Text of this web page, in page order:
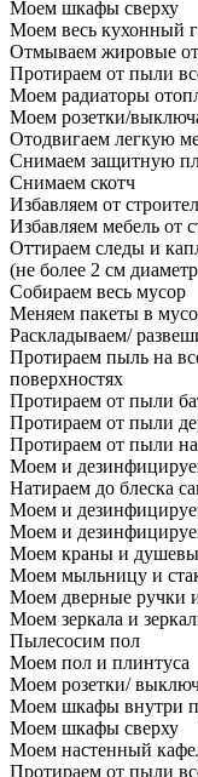
Моем шкафы сверху
Моем весь кухонный
Отмываем жировые
Протираем от пыли
Моем радиаторы
Моем розетки/
Отодвигаем легкую
Снимаем защитную
Снимаем скотч
Избавляем от
Избавляем мебель от
Оттираем следы и
(не более 2 см
Собираем весь мусор
Меняем пакеты в
Раскладываем/
Протираем пыль на
поверхностях
Протираем от пыли
Протираем от пыли
Протираем от пыли
Моем и
Натираем до блеска
Моем и
Моем и
Моем краны и
Моем мыльницу и
Моем дверные ручки
Моем зеркала и
Пылесосим пол
Моем пол и плинтуса
Моем розетки/
Моем шкафы внутри
Моем шкафы сверху
Моем настенный
Протираем от пыли